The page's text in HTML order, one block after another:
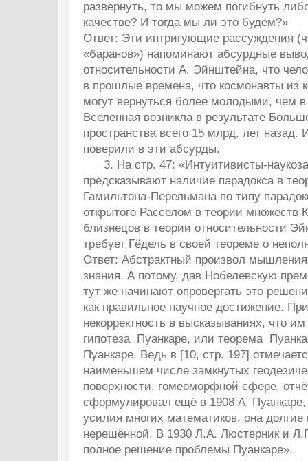
развернуть, то мы можем погибнуть
качестве? И тогда мы ли это будем?»
Ответ: Эти интригующие рассуждения
«баранов») напоминают абсурдные
относительности А. Эйнштейна, что
в прошлые времена, что космонавты из
могут вернуться более молодыми, чем в
Вселенная возникла в результате
пространства всего 15 млрд. лет назад.
поверили в эти абсурды.
3. На стр. 47: «Интуитивисты-
предсказывают наличие парадокса в
Гамильтона-Перельмана по типу
открытого Расселом в теории множеств
близнецов в теории относительности
требует Гёдель в своей теореме о
Ответ: Абстрактный произвол
знания. А потому, дав Нобелевскую
тут же начинают опровергать это
как правильное научное достижение.
некорректность в высказываниях, что
гипотеза Пуанкаре, или теорема
Пуанкаре. Ведь в [10, стр. 197]
наименьшем числе замкнутых
поверхности, гомеоморфной сфере,
сформулировал ещё в 1908 А. Пуанкаре,
усилия многих математиков, она долгие
нерешённой. В 1930 Л.А. Люстерник и
полное решение проблемы Пуанкаре».